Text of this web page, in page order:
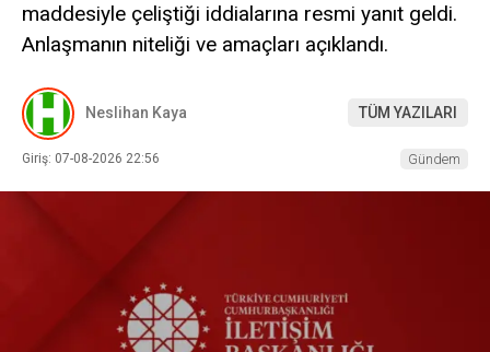
maddesiyle çeliştiği iddialarına resmi yanıt geldi.
Anlaşmanın niteliği ve amaçları açıklandı.
Neslihan Kaya TÜM YAZILARI
Giriş: 07-08-2026 22:56 Gündem